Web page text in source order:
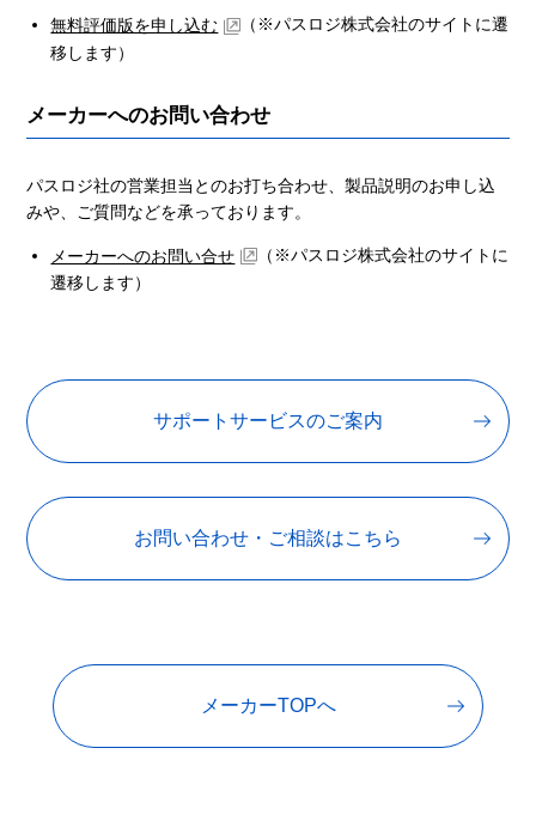
無料評価版を申し込む
（※パスロジ株式会社のサイトに遷
移します）
メーカーへのお問い合わせ
パスロジ社の営業担当とのお打ち合わせ、製品説明のお申し込
みや、ご質問などを承っております。
メーカーへのお問い合せ
（※パスロジ株式会社のサイトに
遷移します）
サポートサービスのご案内
お問い合わせ・ご相談はこちら
メーカーTOPへ